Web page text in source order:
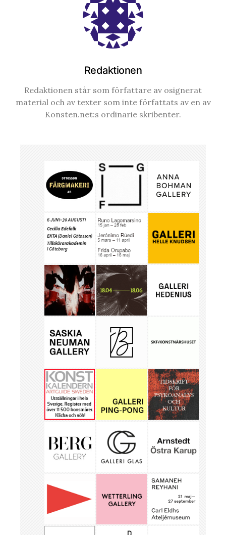
Redaktionen
Redaktionen står som författare av osignerat
material och av texter som inte författats av en av
Konsten.net:s ordinarie skribenter.